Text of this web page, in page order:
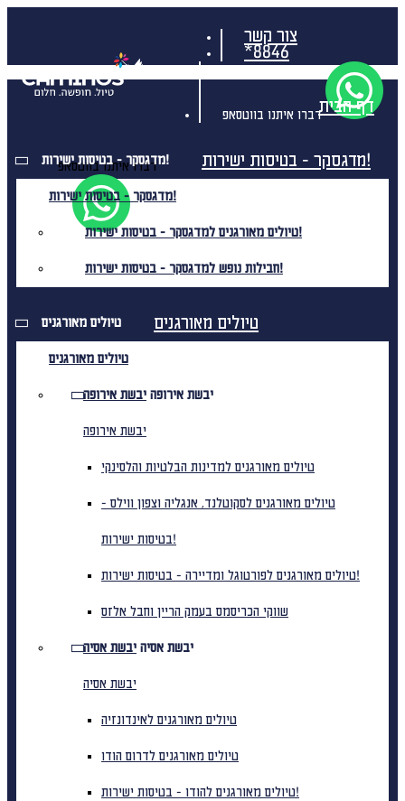
צור קשר
*8846
דברו איתנו בווטסאפ
דברו איתנו בווטסאפ
דף הבית
מדגסקר - בטיסות ישירות! מדגסקר - בטיסות ישירות!
מדגסקר - בטיסות ישירות!
טיולים מאורגנים למדגסקר - בטיסות ישירות!
חבילות נופש למדגסקר - בטיסות ישירות!
טיולים מאורגנים טיולים מאורגנים
טיולים מאורגנים
יבשת אירופה יבשת אירופה
יבשת אירופה
טיולים מאורגנים למדינות הבלטיות והלסינקי
טיולים מאורגנים לסקוטלנד, אנגליה וצפון ווילס -
בטיסות ישירות!
טיולים מאורגנים לפורטוגל ומדיירה - בטיסות ישירות!
שווקי הכריסמס בעמק הריין וחבל אלזס
יבשת אסיה יבשת אסיה
יבשת אסיה
טיולים מאורגנים לאינדונזיה
טיולים מאורגנים לדרום הודו
טיולים מאורגנים להודו - בטיסות ישירות!